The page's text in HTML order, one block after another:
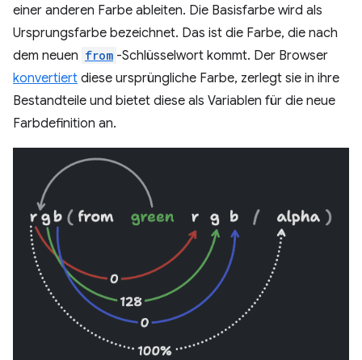
einer anderen Farbe ableiten. Die Basisfarbe wird als
Ursprungsfarbe bezeichnet. Das ist die Farbe, die nach
dem neuen from -Schlüsselwort kommt. Der Browser
konvertiert diese ursprüngliche Farbe, zerlegt sie in ihre
Bestandteile und bietet diese als Variablen für die neue
Farbdefinition an.